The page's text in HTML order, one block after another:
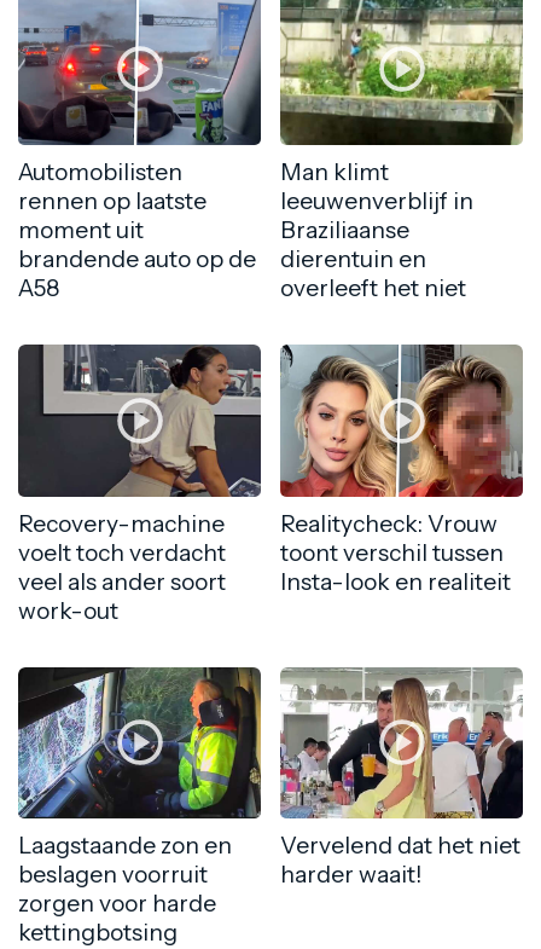
Automobilisten
rennen op laatste
moment uit
brandende auto op de
A58
Man klimt
leeuwenverblijf in
Braziliaanse
dierentuin en
overleeft het niet
Recovery-machine
voelt toch verdacht
veel als ander soort
work-out
Realitycheck: Vrouw
toont verschil tussen
Insta-look en realiteit
Laagstaande zon en
beslagen voorruit
zorgen voor harde
kettingbotsing
Vervelend dat het niet
harder waait!